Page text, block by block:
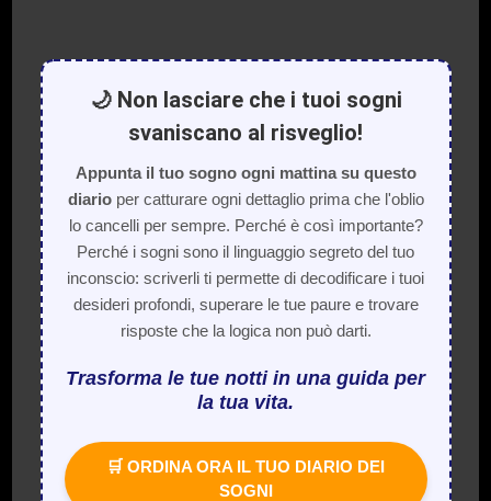
🌙 Non lasciare che i tuoi sogni
svaniscano al risveglio!
Appunta il tuo sogno ogni mattina su questo
diarioper catturare ogni dettaglio prima che l'oblio
lo cancelli per sempre. Perché è così importante?
Perché i sogni sono il linguaggio segreto del tuo
inconscio: scriverli ti permette di decodificare i tuoi
desideri profondi, superare le tue paure e trovare
risposte che la logica non può darti.
Trasforma le tue notti in una guida per
la tua vita.
🛒 ORDINA ORA IL TUO DIARIO DEI
SOGNI